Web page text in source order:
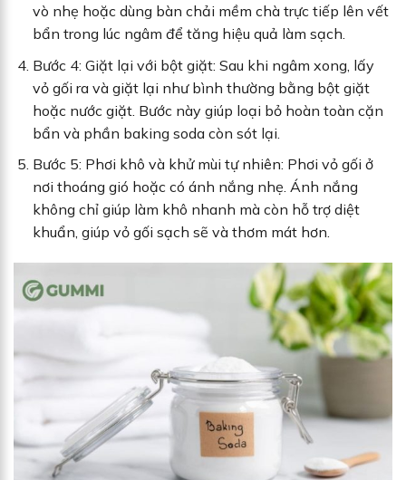
vò nhẹ hoặc dùng bàn chải mềm chà trực tiếp lên vết
bẩn trong lúc ngâm để tăng hiệu quả làm sạch.
Bước 4: Giặt lại với bột giặt: Sau khi ngâm xong, lấy
vỏ gối ra và giặt lại như bình thường bằng bột giặt
hoặc nước giặt. Bước này giúp loại bỏ hoàn toàn cặn
bẩn và phần baking soda còn sót lại.
Bước 5: Phơi khô và khử mùi tự nhiên: Phơi vỏ gối ở
nơi thoáng gió hoặc có ánh nắng nhẹ. Ánh nắng
không chỉ giúp làm khô nhanh mà còn hỗ trợ diệt
khuẩn, giúp vỏ gối sạch sẽ và thơm mát hơn.